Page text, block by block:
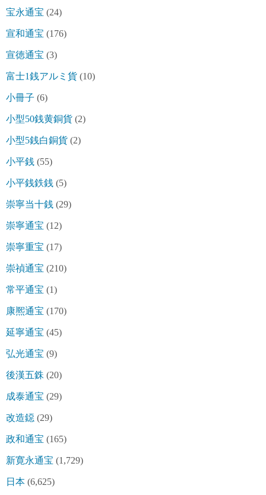
宝永通宝 (24)
宣和通宝 (176)
宣徳通宝 (3)
富士1銭アルミ貨 (10)
小冊子 (6)
小型50銭黄銅貨 (2)
小型5銭白銅貨 (2)
小平銭 (55)
小平銭鉄銭 (5)
崇寧当十銭 (29)
崇寧通宝 (12)
崇寧重宝 (17)
崇禎通宝 (210)
常平通宝 (1)
康熈通宝 (170)
延寧通宝 (45)
弘光通宝 (9)
後漢五銖 (20)
成泰通宝 (29)
改造鐚 (29)
政和通宝 (165)
新寛永通宝 (1,729)
日本 (6,625)